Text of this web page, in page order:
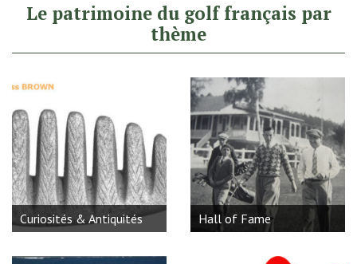
Le patrimoine du golf français par
thème
Curiosités & Antiquités Hall of Fame